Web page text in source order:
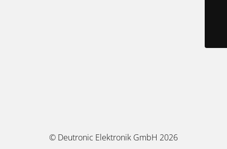
© Deutronic Elektronik GmbH 2026